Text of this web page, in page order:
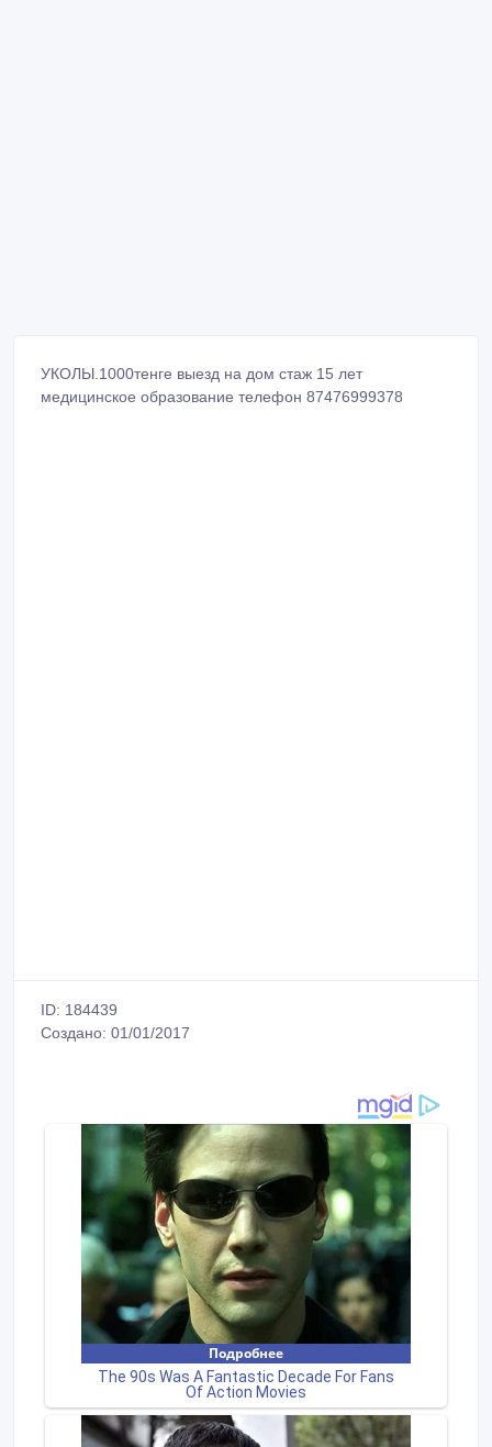
УКОЛЫ.1000тенге выезд на дом стаж 15 лет
медицинское образование телефон 87476999378
ID: 184439
Создано: 01/01/2017